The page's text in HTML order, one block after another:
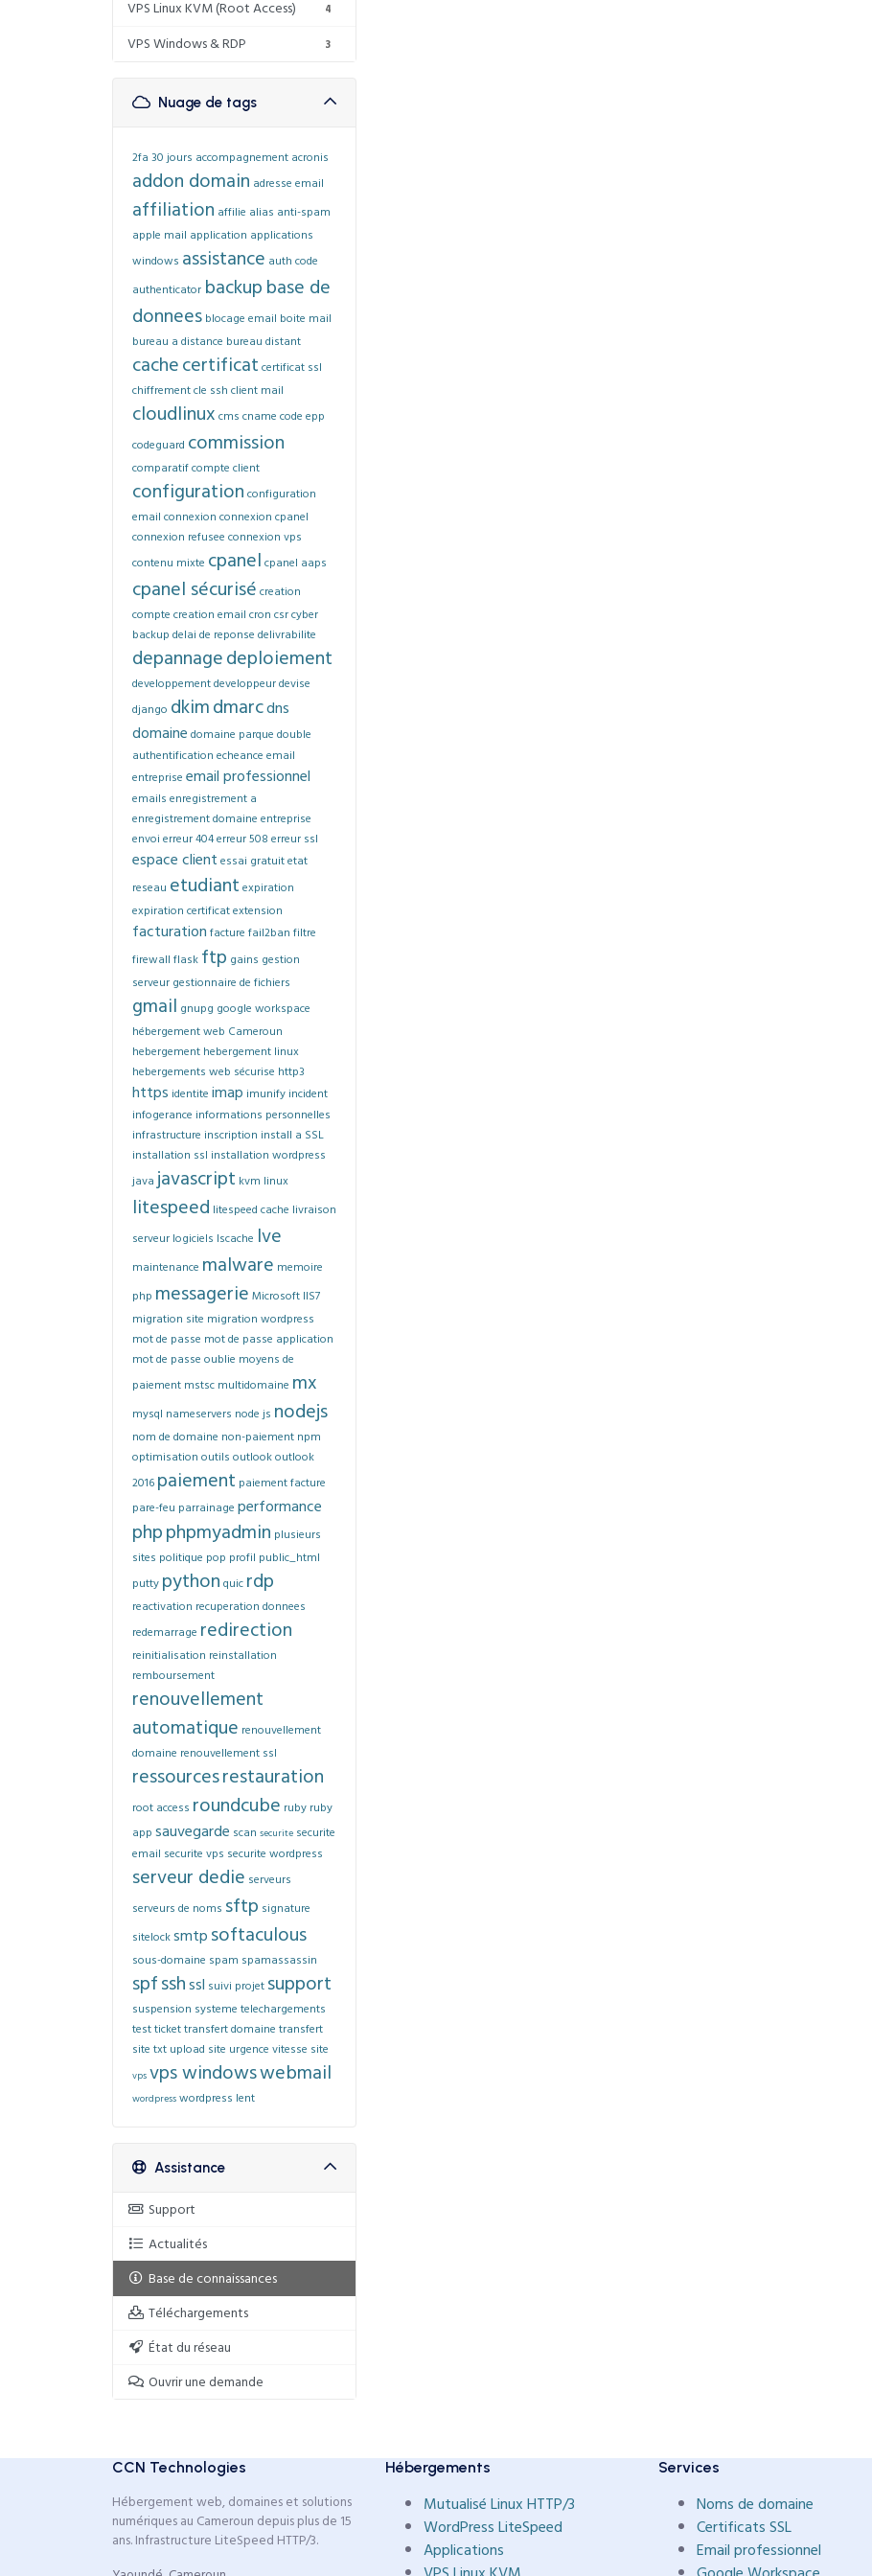
VPS Linux KVM (Root Access) 4
VPS Windows & RDP 3
Nuage de tags
2fa 30 jours accompagnement acronis
addon domain adresse email
affiliation affilie alias anti-spam
apple mail application applications
windows assistance auth code
authenticator backupbase de
donnees blocage email boite mail
bureau a distance bureau distant
cachecertificat certificat ssl
chiffrementcle ssh client mail
cloudlinux cms cname code epp
codeguard commission
comparatifcompte client
configuration configuration
email connexion connexion cpanel
connexion refusee connexion vps
contenu mixte cpanel cpanel aaps
cpanel sécurisé creation
compte creation email cron csrcyber
backup delai de reponse delivrabilite
depannagedeploiement
developpementdeveloppeurdevise
django dkimdmarcdns
domaine domaine parque double
authentification echeance email
entreprise email professionnel
emails enregistrement a
enregistrement domaine entreprise
envoi erreur 404erreur 508 erreur ssl
espace client essai gratuitetat
reseau etudiant expiration
expiration certificatextension
facturation facture fail2ban filtre
firewall flask ftp gains gestion
serveur gestionnaire de fichiers
gmail gnupg google workspace
hébergement web Cameroun
hebergement hebergement linux
hebergements web sécurise http3
https identite imap imunify incident
infogerance informations personnelles
infrastructure inscription install a SSL
installation ssl installation wordpress
java javascript kvm linux
litespeed litespeed cache livraison
serveur logiciels lscache lve
maintenance malware memoire
php messagerie Microsoft IIS7
migration site migration wordpress
mot de passe mot de passe application
mot de passe oublie moyens de
paiement mstsc multidomaine mx
mysql nameservers node js nodejs
nom de domaine non-paiement npm
optimisation outils outlookoutlook
2016 paiement paiement facture
pare-feu parrainage performance
phpphpmyadmin plusieurs
sites politique pop profil public_html
putty python quic rdp
reactivation recuperation donnees
redemarrage redirection
reinitialisation reinstallation
remboursement
renouvellement
automatique renouvellement
domaine renouvellement ssl
ressourcesrestauration
root access roundcube ruby ruby
app sauvegarde scan securite securite
email securite vps securite wordpress
serveur dedie serveurs
serveurs de noms sftp signature
sitelocksmtpsoftaculous
sous-domaine spam spamassassin
spfsshssl suivi projet support
suspension systeme telechargements
testtickettransfert domaine transfert
site txt upload site urgence vitesse site
vpsvps windowswebmail
wordpresswordpress lent
Assistance
Support
Actualités
Base de connaissances
Téléchargements
État du réseau
Ouvrir une demande
CCN Technologies
Hébergement web, domaines et solutions
numériques au Cameroun depuis plus de 15
ans. Infrastructure LiteSpeed HTTP/3.
Hébergements
Mutualisé Linux HTTP/3
WordPress LiteSpeed
Applications
Services
Noms de domaine
Certificats SSL
Email professionnel